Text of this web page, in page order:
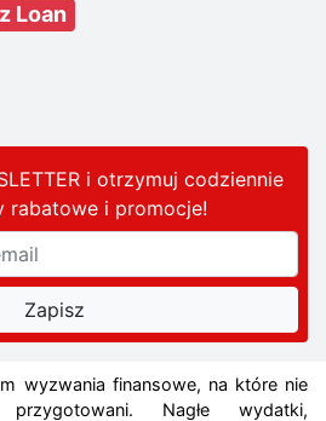
Loan
i otrzymuj codziennie
rabatowei promocje!
wyzwania finansowe, na które nie
Nagłe wydatki,